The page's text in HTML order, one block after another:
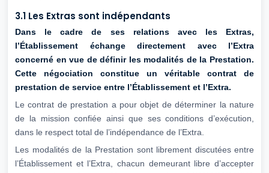
3.1 Les Extras sont indépendants
Dans le cadre de ses relations avec les Extras,
l’Établissement échange directement
avec l’Extra
concerné en vue de définir les modalités de la Prestation.
Cette
négociation constitue un véritable contrat de
prestation de service entre l’Établissement et l’Extra.
Le contrat de prestation a pour objet de déterminer la nature
de la mission confiée ainsi que ses conditions d’exécution,
dans le respect total de l’indépendance de l’Extra.
Les modalités de la Prestation sont librement discutées entre
l’Établissement et l’Extra, chacun demeurant libre d’accepter